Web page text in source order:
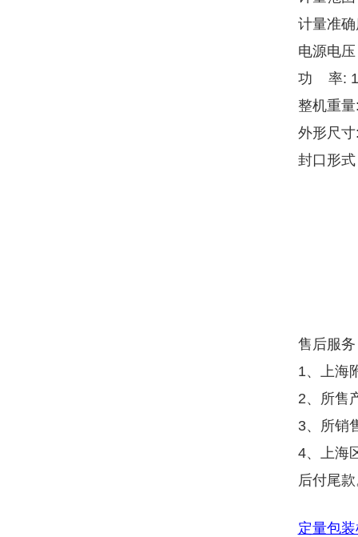
计量准
电源电
功 率:
整机重
外形尺
封口形
售后服
1、上海
2、所售
3、所销
4、上海
后付尾
定量包